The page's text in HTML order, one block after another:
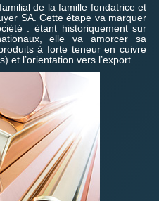
de la famille fondatrice et
SA. Cette étape va marquer
: étant historiquement sur
elle va amorcer sa
à forte teneur en cuivre
et l’orientation vers l’export.